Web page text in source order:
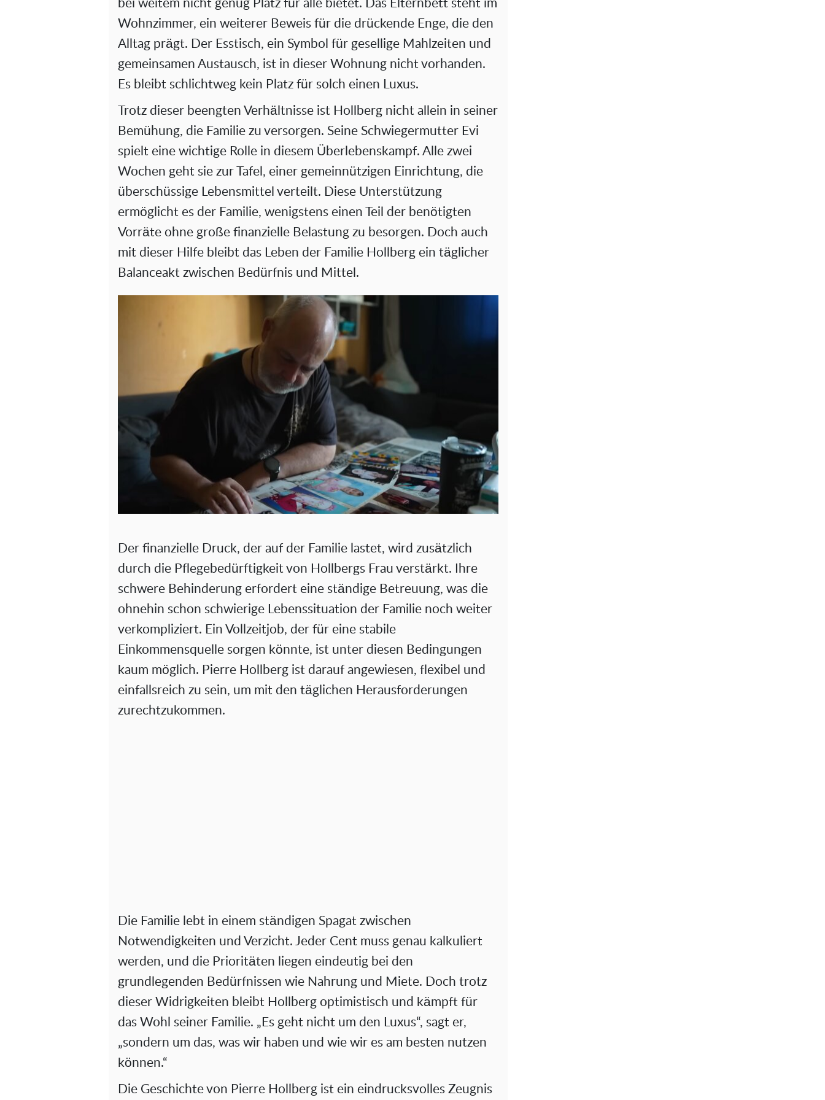
d
e
o
bei weitem nicht genug Platz für alle bietet. Das Elternbett steht im
Wohnzimmer, ein weiterer Beweis für die drückende Enge, die den
Alltag prägt. Der Esstisch, ein Symbol für gesellige Mahlzeiten und
gemeinsamen Austausch, ist in dieser Wohnung nicht vorhanden.
Es bleibt schlichtweg kein Platz für solch einen Luxus.
Trotz dieser beengten Verhältnisse ist Hollberg nicht allein in seiner
Bemühung, die Familie zu versorgen. Seine Schwiegermutter Evi
spielt eine wichtige Rolle in diesem Überlebenskampf. Alle zwei
Wochen geht sie zur Tafel, einer gemeinnützigen Einrichtung, die
überschüssige Lebensmittel verteilt. Diese Unterstützung
ermöglicht es der Familie, wenigstens einen Teil der benötigten
Vorräte ohne große finanzielle Belastung zu besorgen. Doch auch
mit dieser Hilfe bleibt das Leben der Familie Hollberg ein täglicher
Balanceakt zwischen Bedürfnis und Mittel.
Der finanzielle Druck, der auf der Familie lastet, wird zusätzlich
durch die Pflegebedürftigkeit von Hollbergs Frau verstärkt. Ihre
schwere Behinderung erfordert eine ständige Betreuung, was die
ohnehin schon schwierige Lebenssituation der Familie noch weiter
verkompliziert. Ein Vollzeitjob, der für eine stabile
Einkommensquelle sorgen könnte, ist unter diesen Bedingungen
kaum möglich. Pierre Hollberg ist darauf angewiesen, flexibel und
einfallsreich zu sein, um mit den täglichen Herausforderungen
zurechtzukommen.
Die Familie lebt in einem ständigen Spagat zwischen
Notwendigkeiten und Verzicht. Jeder Cent muss genau kalkuliert
werden, und die Prioritäten liegen eindeutig bei den
grundlegenden Bedürfnissen wie Nahrung und Miete. Doch trotz
dieser Widrigkeiten bleibt Hollberg optimistisch und kämpft für
das Wohl seiner Familie. „Es geht nicht um den Luxus“, sagt er,
„sondern um das, was wir haben und wie wir es am besten nutzen
können.“
Die Geschichte von Pierre Hollberg ist ein eindrucksvolles Zeugnis